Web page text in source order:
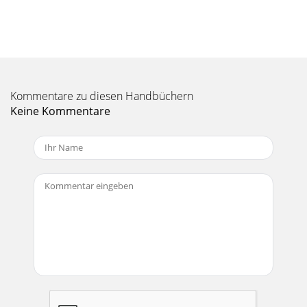
Installation and Wiring (continuation)...The bolts
©2003 Edelbrock CorporationRev. 10/03Catalog
#71002Brochure No. 63-0125Page 2 of 23Thank You….…for
Seite 13 - Page 13 of 23
©2003 Edelbrock CorporationRev. 10/03Catalog
#71002Brochure No. 63-0125Page 21 of 235.0 Solenoid
Inspection and Maintenance1. Close valve on nitrous b
Kommentare zu diesen Handbüchern
Keine Kommentare